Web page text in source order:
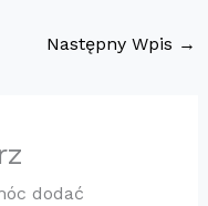
Następny Wpis →
dodać